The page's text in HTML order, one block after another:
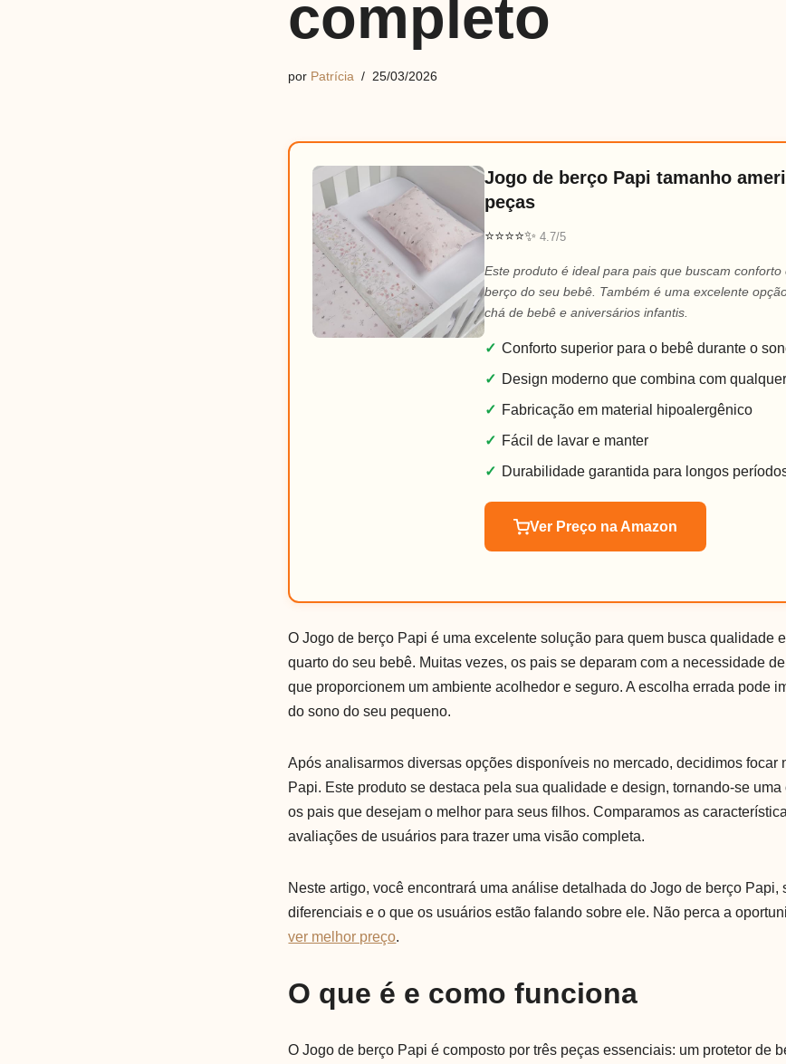
completo
por Patrícia 25/03/2026
Jogo de berço Papi tamanho
peças
⭐⭐⭐⭐✨4.7/5
Este produto é ideal para pais que buscam
berço do seu bebê. Também é uma excelente
chá de bebê e aniversários infantis.
✓ Conforto superior para o bebê durante o
✓ Design moderno que combina com
✓ Fabricação em material hipoalergênico
✓ Fácil de lavar e manter
✓ Durabilidade garantida para longos
Ver Preço na Amazon
O Jogo de berço Papi é uma excelente solução para quem busca qualidade
quarto do seu bebê. Muitas vezes, os pais se deparam com a necessidade
que proporcionem um ambiente acolhedor e seguro. A escolha errada pode
do sono do seu pequeno.
Após analisarmos diversas opções disponíveis no mercado, decidimos focar
Papi. Este produto se destaca pela sua qualidade e design, tornando-se uma
os pais que desejam o melhor para seus filhos. Comparamos as
avaliações de usuários para trazer uma visão completa.
Neste artigo, você encontrará uma análise detalhada do Jogo de berço Papi,
diferenciais e o que os usuários estão falando sobre ele. Não perca a
ver melhor preço.
O que é e como funciona
O Jogo de berço Papi é composto por três peças essenciais: um protetor de